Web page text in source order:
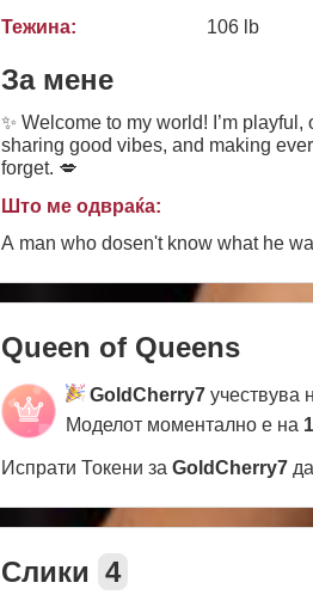
Тежина:
106 lb
За мене
✨ Welcome to my world! I’m
sharing good vibes, and making
forget. 💋
Што ме одвраќа:
A man who dosen't know what he
Queen of Queens
GoldCherry7 учествува
Моделот моментално е на
Испрати Токени за GoldCherry7
Слики 4